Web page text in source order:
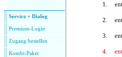
Service + Dialog
Premium-Login
Zugang bestellen
Kombi-Paket
1.
2.
3.
4.